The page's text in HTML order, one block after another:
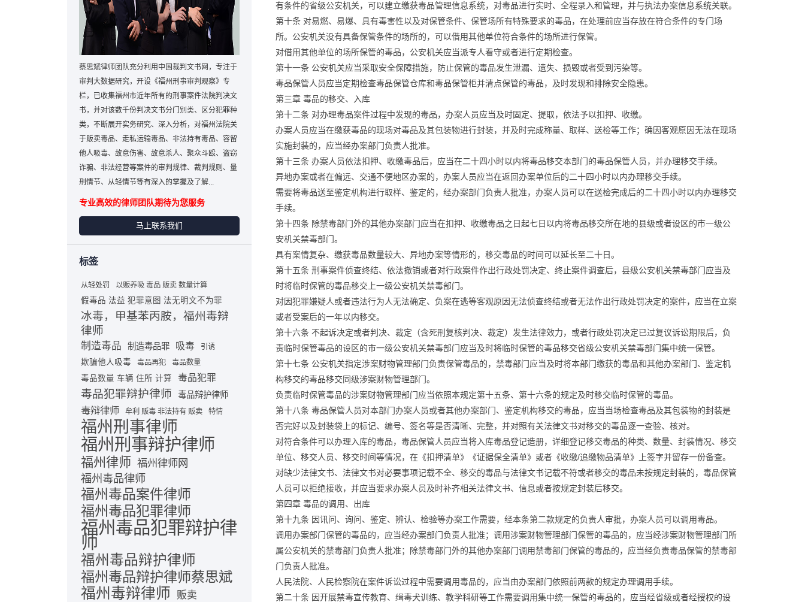
有条件的省级公安机关，可以建立缴获毒品管理信息系统，对毒品进行实时、全程录入和管理，并与执法办案信息系统关联。
第十条 对易燃、易爆、具有毒害性以及对保管条件、保管场所有特殊要求的毒品，在处理前应当存放在符合条件的专门场
所。公安机关没有具备保管条件的场所的，可以借用其他单位符合条件的场所进行保管。
对借用其他单位的场所保管的毒品，公安机关应当派专人看守或者进行定期检查。
第十一条 公安机关应当采取安全保障措施，防止保管的毒品发生泄漏、遗失、损毁或者受到污染等。
毒品保管人员应当定期检查毒品保管仓库和毒品保管柜并清点保管的毒品，及时发现和排除安全隐患。
第三章 毒品的移交、入库
第十二条 对办理毒品案件过程中发现的毒品，办案人员应当及时固定、提取，依法予以扣押、收缴。
办案人员应当在缴获毒品的现场对毒品及其包装物进行封装，并及时完成称量、取样、送检等工作；确因客观原因无法在现场
实施封装的，应当经办案部门负责人批准。
第十三条 办案人员依法扣押、收缴毒品后，应当在二十四小时以内将毒品移交本部门的毒品保管人员，并办理移交手续。
异地办案或者在偏远、交通不便地区办案的，办案人员应当在返回办案单位后的二十四小时以内办理移交手续。
需要将毒品送至鉴定机构进行取样、鉴定的，经办案部门负责人批准，办案人员可以在送检完成后的二十四小时以内办理移交
手续。
第十四条 除禁毒部门外的其他办案部门应当在扣押、收缴毒品之日起七日以内将毒品移交所在地的县级或者设区的市一级公
安机关禁毒部门。
具有案情复杂、缴获毒品数量较大、异地办案等情形的，移交毒品的时间可以延长至二十日。
第十五条 刑事案件侦查终结、依法撤销或者对行政案件作出行政处罚决定、终止案件调查后，县级公安机关禁毒部门应当及
时将临时保管的毒品移交上一级公安机关禁毒部门。
对因犯罪嫌疑人或者违法行为人无法确定、负案在逃等客观原因无法侦查终结或者无法作出行政处罚决定的案件，应当在立案
或者受案后的一年以内移交。
第十六条 不起诉决定或者判决、裁定（含死刑复核判决、裁定）发生法律效力，或者行政处罚决定已过复议诉讼期限后，负
责临时保管毒品的设区的市一级公安机关禁毒部门应当及时将临时保管的毒品移交省级公安机关禁毒部门集中统一保管。
第十七条 公安机关指定涉案财物管理部门负责保管毒品的，禁毒部门应当及时将本部门缴获的毒品和其他办案部门、鉴定机
构移交的毒品移交同级涉案财物管理部门。
负责临时保管毒品的涉案财物管理部门应当依照本规定第十五条、第十六条的规定及时移交临时保管的毒品。
第十八条 毒品保管人员对本部门办案人员或者其他办案部门、鉴定机构移交的毒品，应当当场检查毒品及其包装物的封装是
否完好以及封装袋上的标记、编号、签名等是否清晰、完整，并对照有关法律文书对移交的毒品逐一查验、核对。
对符合条件可以办理入库的毒品，毒品保管人员应当将入库毒品登记造册，详细登记移交毒品的种类、数量、封装情况、移交
单位、移交人员、移交时间等情况，在《扣押清单》《证据保全清单》或者《收缴/追缴物品清单》上签字并留存一份备查。
对缺少法律文书、法律文书对必要事项记载不全、移交的毒品与法律文书记载不符或者移交的毒品未按规定封装的，毒品保管
人员可以拒绝接收，并应当要求办案人员及时补齐相关法律文书、信息或者按规定封装后移交。
第四章 毒品的调用、出库
第十九条 因讯问、询问、鉴定、辨认、检验等办案工作需要，经本条第二款规定的负责人审批，办案人员可以调用毒品。
调用办案部门保管的毒品的，应当经办案部门负责人批准；调用涉案财物管理部门保管的毒品的，应当经涉案财物管理部门所
属公安机关的禁毒部门负责人批准；除禁毒部门外的其他办案部门调用禁毒部门保管的毒品的，应当经负责毒品保管的禁毒部
门负责人批准。
人民法院、人民检察院在案件诉讼过程中需要调用毒品的，应当由办案部门依照前两款的规定办理调用手续。
第二十条 因开展禁毒宣传教育、缉毒犬训练、教学科研等工作需要调用集中统一保管的毒品的，应当经省级或者经授权的设
蔡思斌律师团队充分利用中国裁判文书网，专注于
审判大数据研究，开设《福州刑事审判观察》专
栏，已收集福州市近年所有的刑事案件法院判决文
书，并对该数千份判决文书分门别类、区分犯罪种
类，不断展开实务研究、深入分析，对福州法院关
于贩卖毒品、走私运输毒品、非法持有毒品、容留
他人吸毒、故意伤害、故意杀人、聚众斗殴、盗窃
诈骗、非法经营等案件的审判规律、裁判规则、量
刑情节、从轻情节等有深入的掌握及了解...
专业高效的律师团队期待为您服务
马上联系我们
标签
从轻处罚 以贩养吸 毒品 贩卖 数量计算
假毒品 法益 犯罪意图 法无明文不为罪
冰毒，甲基苯丙胺，福州毒辩
律师
制造毒品 制造毒品罪 吸毒 引诱
欺骗他人吸毒 毒品再犯 毒品数量
毒品数量 车辆 住所 计算 毒品犯罪
毒品犯罪辩护律师 毒品辩护律师
毒辩律师 牟利 贩毒 非法持有 贩卖 特情
福州刑事律师
福州刑事辩护律师
福州律师 福州律师网
福州毒品律师
福州毒品案件律师
福州毒品犯罪律师
福州毒品犯罪辩护律
师
福州毒品辩护律师
福州毒品辩护律师蔡思斌
福州毒辩律师 贩卖